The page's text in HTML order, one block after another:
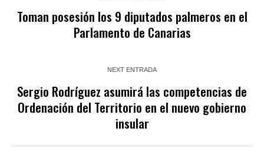
Toman posesión los 9 diputados palmeros en el
Parlamento de Canarias
NEXT ENTRADA
Sergio Rodríguez asumirá las competencias de
Ordenación del Territorio en el nuevo gobierno
insular